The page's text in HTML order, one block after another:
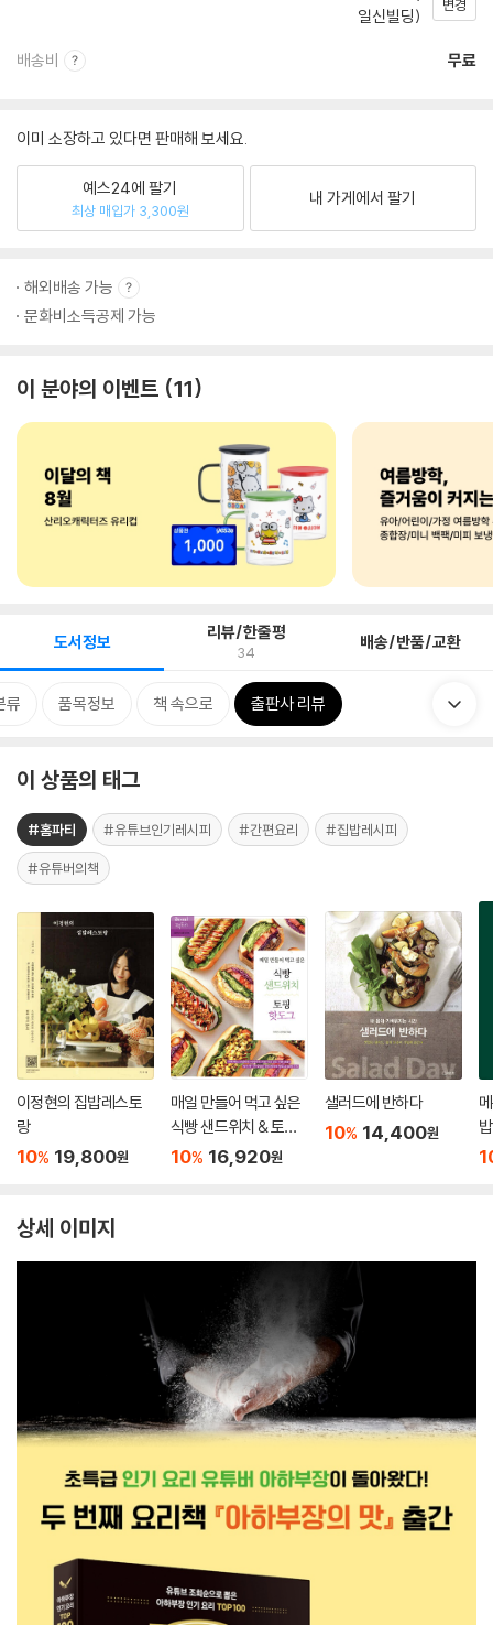
일신빌딩)
변경
배송비 무료
이미 소장하고 있다면 판매해 보세요.
예스24에 팔기
최상 매입가 3,300원
내 가게에서 팔기
해외배송 가능
문화비소득공제 가능
이 분야의 이벤트 11
도서정보 리뷰/한줄평
34 배송/반품/교환
류 품목정보 책 속으로 출판사 리뷰
이 상품의 태그
#홈파티 #유튜브인기레시피 #간편요리 #집밥레시피
#유튜버의책
이정현의 집밥레스토
랑
10% 19,800원
매일 만들어 먹고 싶은
식빵 샌드위치 & 토핑
핫도그
10% 16,920원
샐러드에 반하다
10% 14,400원
상세 이미지